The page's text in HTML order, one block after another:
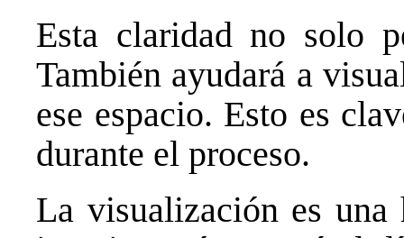
Esta claridad no solo
También ayudará a
ese espacio. Esto es
durante el proceso.
La visualización es una